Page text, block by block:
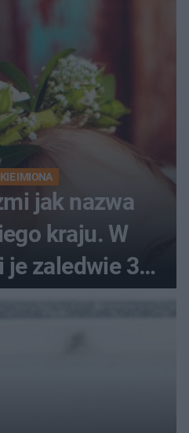
IMIONA
jak nazwa
kraju. W
je zaledwie 3